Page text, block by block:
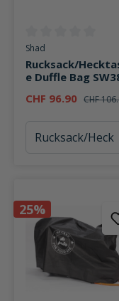
Durchschnittliche
Shad
Rucksack/
e Duffle Bag
CHF 96.90 CHF
25%